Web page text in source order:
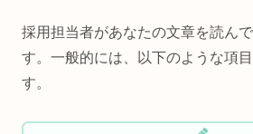
採用担当者があなたの文章を読ん
す。一般的には、以下のような項
す。